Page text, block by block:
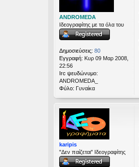
ANDROMEDA
Ιδεογραφίτης με τα όλα του
Δημοσιεύσεις: 80
Εγγραφή: Κυρ 09 Μαρ 2008,
22:56
Irc ψευδώνυμο:
ANDROMEDA_
Φύλο: Γυναίκα
karipis
"Δεν παίζεται" Ιδεογραφίτης